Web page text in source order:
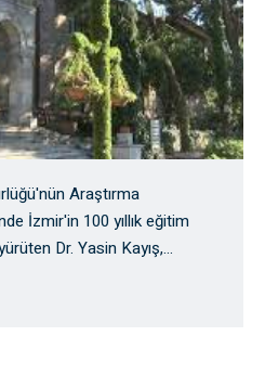
Araştırma
İzmir'in 100 yıllık eğitim
Dr. Yasin Kayış,…